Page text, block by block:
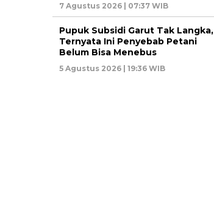
7 Agustus 2026 | 07:37 WIB
Pupuk Subsidi Garut Tak Langka,
Ternyata Ini Penyebab Petani
Belum Bisa Menebus
5 Agustus 2026 | 19:36 WIB